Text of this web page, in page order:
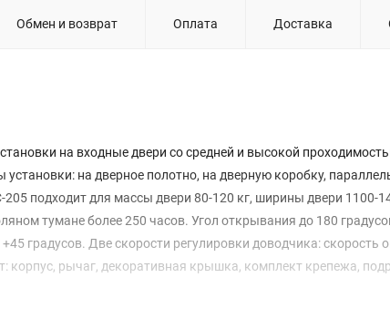
Обмен и возврат Оплата Доставка
на входные двери со средней и высокой
на дверное полотно, на дверную коробку,
подходит для массы двери 80-120 кг, ширины двери 1100-
тумане более 250 часов. Угол открывания до 180
градусов. Две скорости регулировки доводчика: скорость
корпус, рычаг, декоративная крышка, комплект крепежа,